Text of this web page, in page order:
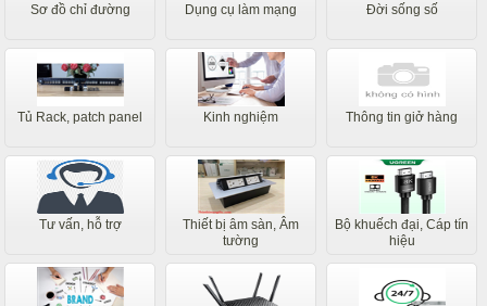
Sơ đồ chỉ đường Dụng cụ làm mạng Đời sống số
Tủ Rack, patch panel Kinh nghiệm Thông tin giở hàng
Tư vấn, hỗ trợ
Thiết bị âm sàn, Âm
tường
Bộ khuếch đại, Cáp tín
hiệu